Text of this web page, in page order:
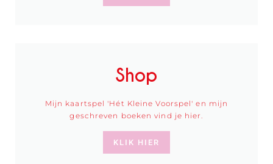
Shop
Mijn kaartspel 'Hét Kleine Voorspel' en mijn
geschreven boeken vind je hier.
KLIK HIER